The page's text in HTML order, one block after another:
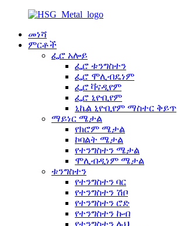
መነሻ
ምርቶች
ፌሮ አሎይ
ፌሮ ቱንግስተን
ፌሮ ሞሊብዴነም
ፌሮ ቫናዲየም
ፌሮ ኒዮቢየም
ኒኬል ኒዮቢየም ማስተር ቅይጥ
ማይነር ሜታል
የክሮም ሜታል
ኮባልት ሜታል
የተንግስተን ሜታል
ሞሊብዲነም ሜታል
ቱንግስተን
የተንግስተን ባር
የተንግስተን ሽቦ
የተንግስተን ሮድ
የተንግስተን ኩብ
የተንግስተን ሉህ